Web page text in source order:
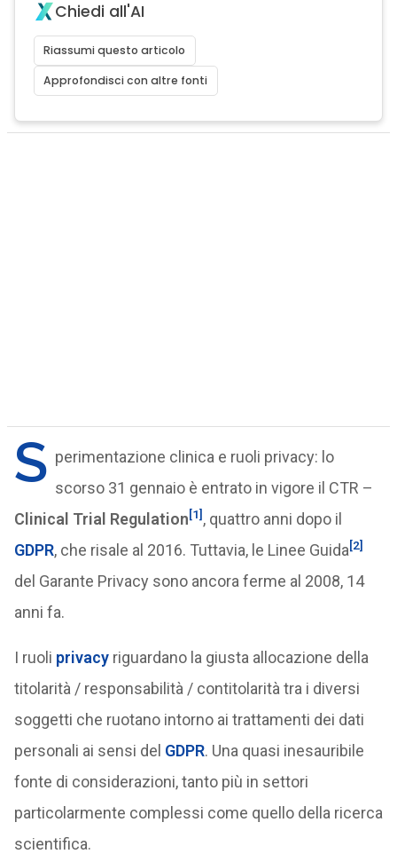
Chiedi all'AI
Riassumi questo articolo
Approfondisci con altre fonti
S perimentazione clinica e ruoli privacy: lo
scorso 31 gennaio è entrato in vigore il CTR –
Clinical Trial Regulation[1] , quattro anni dopo il
GDPR, che risale al 2016. Tuttavia, le Linee Guida[2]
del Garante Privacy sono ancora ferme al 2008, 14
anni fa.
I ruoli privacyriguardano la giusta allocazione della
titolarità / responsabilità / contitolarità tra i diversi
soggetti che ruotano intorno ai trattamenti dei dati
personali ai sensi del GDPR. Una quasi inesauribile
fonte di considerazioni, tanto più in settori
particolarmente complessi come quello della ricerca
scientifica.